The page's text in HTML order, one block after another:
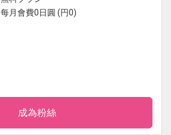
每月會費0日圓 (円0)
成為粉絲